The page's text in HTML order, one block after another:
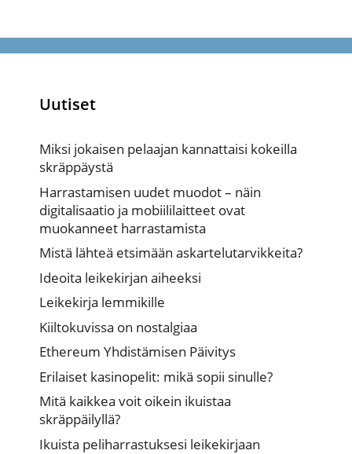
Uutiset
Miksi jokaisen pelaajan kannattaisi kokeilla
skräppäystä
Harrastamisen uudet muodot – näin
digitalisaatio ja mobiililaitteet ovat
muokanneet harrastamista
Mistä lähteä etsimään askartelutarvikkeita?
Ideoita leikekirjan aiheeksi
Leikekirja lemmikille
Kiiltokuvissa on nostalgiaa
Ethereum Yhdistämisen Päivitys
Erilaiset kasinopelit: mikä sopii sinulle?
Mitä kaikkea voit oikein ikuistaa
skräppäilyllä?
Ikuista peliharrastuksesi leikekirjaan